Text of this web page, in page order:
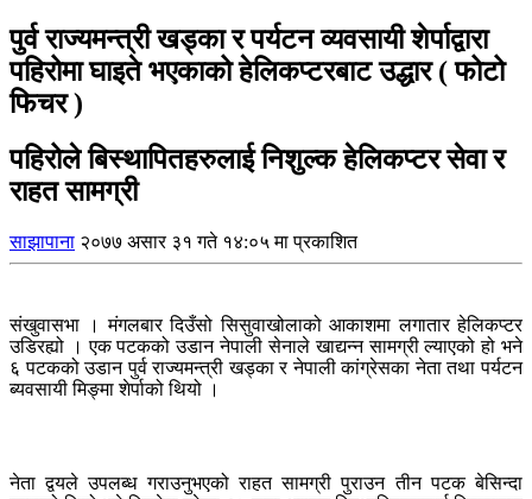
पुर्व राज्यमन्त्री खड्का र पर्यटन व्यवसायी शेर्पाद्वारा
पहिरोमा घाइते भएकाको हेलिकप्टरबाट उद्धार ( फोटो
फिचर )
पहिरोले बिस्थापितहरुलाई निशुल्क हेलिकप्टर सेवा र
राहत सामग्री
साझापाना २०७७ असार ३१ गते १४:०५ मा प्रकाशित
संखुवासभा । मंगलबार दिउँसो सिसुवाखोलाको आकाशमा लगातार हेलिकप्टर
उडिरह्यो । एक पटकको उडान नेपाली सेनाले खाद्यन्न सामग्री ल्याएको हो भने
६ पटकको उडान पुर्व राज्यमन्त्री खड्का र नेपाली कांग्रेसका नेता तथा पर्यटन
ब्यवसायी मिङ्मा शेर्पाको थियो ।
नेता द्वयले उपलब्ध गराउनुभएको राहत सामग्री पुराउन तीन पटक बेसिन्दा